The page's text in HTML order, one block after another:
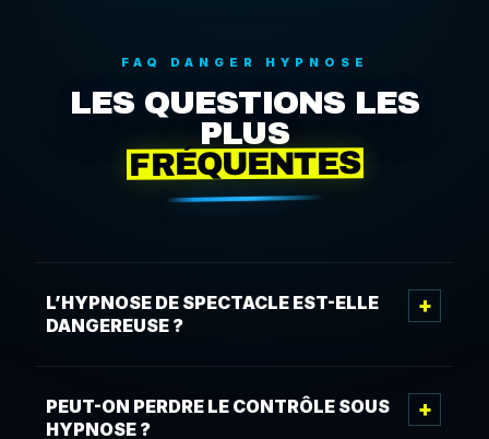
FAQ DANGER HYPNOSE
LES QUESTIONS LES
PLUS
FRÉQUENTES
L’HYPNOSE DE SPECTACLE EST-ELLE
DANGEREUSE ?
PEUT-ON PERDRE LE CONTRÔLE SOUS
HYPNOSE ?